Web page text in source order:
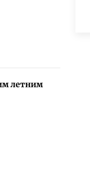
летним